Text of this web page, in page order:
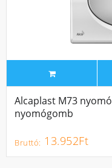
Alcaplast M73
nyomógomb
13.952Ft